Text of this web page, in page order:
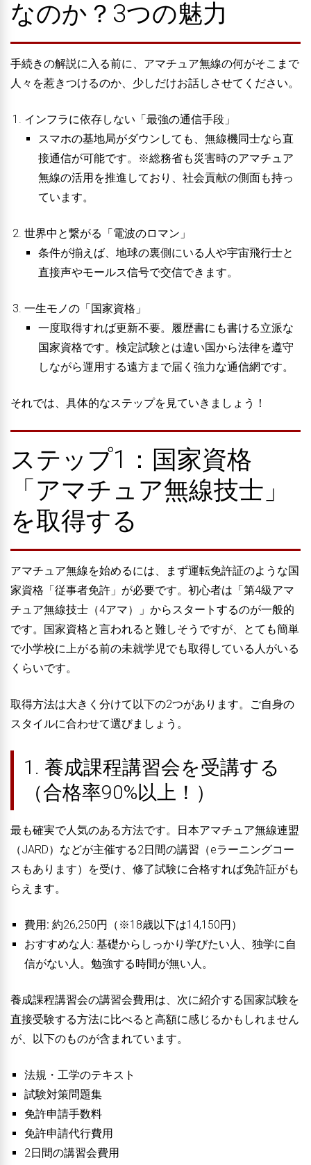
なのか？3つの魅力
手続きの解説に入る前に、アマチュア無線の何がそこまで
人々を惹きつけるのか、少しだけお話しさせてください。
インフラに依存しない「最強の通信手段」
スマホの基地局がダウンしても、無線機同士なら直
接通信が可能です。※総務省も災害時のアマチュア
無線の活用を推進しており、社会貢献の側面も持っ
ています。
世界中と繋がる「電波のロマン」
条件が揃えば、地球の裏側にいる人や宇宙飛行士と
直接声やモールス信号で交信できます。
一生モノの「国家資格」
一度取得すれば更新不要。履歴書にも書ける立派な
国家資格です。検定試験とは違い国から法律を遵守
しながら運用する遠方まで届く強力な通信網です。
それでは、具体的なステップを見ていきましょう！
ステップ1：国家資格
「アマチュア無線技士」
を取得する
アマチュア無線を始めるには、まず運転免許証のような国
家資格「従事者免許」が必要です。初心者は「第4級アマ
チュア無線技士（4アマ）」からスタートするのが一般的
です。国家資格と言われると難しそうですが、とても簡単
で小学校に上がる前の未就学児でも取得している人がいる
くらいです。
取得方法は大きく分けて以下の2つがあります。ご自身の
スタイルに合わせて選びましょう。
1. 養成課程講習会を受講する
（合格率90%以上！）
最も確実で人気のある方法です。日本アマチュア無線連盟
（JARD）などが主催する2日間の講習（eラーニングコー
スもあります）を受け、修了試験に合格すれば免許証がも
らえます。
費用: 約26,250円（※18歳以下は14,150円）
おすすめな人: 基礎からしっかり学びたい人、独学に自
信がない人。勉強する時間が無い人。
養成課程講習会の講習会費用は、次に紹介する国家試験を
直接受験する方法に比べると高額に感じるかもしれません
が、以下のものが含まれています。
法規・工学のテキスト
試験対策問題集
免許申請手数料
免許申請代行費用
2日間の講習会費用